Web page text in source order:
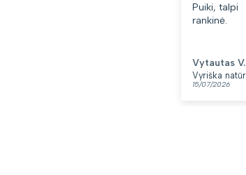
Puiki, talpi
rankinė.
Vytautas V.
15/07/2026